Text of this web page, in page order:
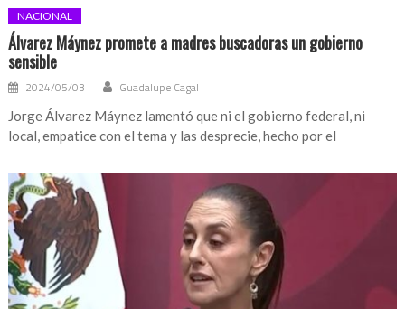
NACIONAL
Álvarez Máynez promete a madres buscadoras un gobierno
sensible
2024/05/03 Guadalupe Cagal
Jorge Álvarez Máynez lamentó que ni el gobierno federal, ni
local, empatice con el tema y las desprecie, hecho por el